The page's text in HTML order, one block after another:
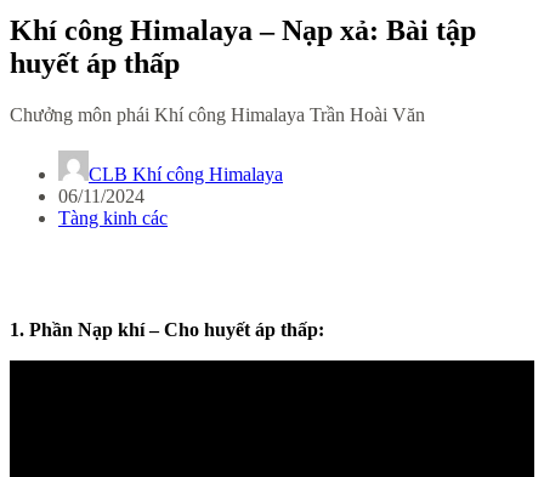
Khí công Himalaya – Nạp xả: Bài tập
huyết áp thấp
Chưởng môn phái Khí công Himalaya Trần Hoài Văn
CLB Khí công Himalaya
06/11/2024
Tàng kinh các
1. Phần Nạp khí – Cho huyết áp thấp: